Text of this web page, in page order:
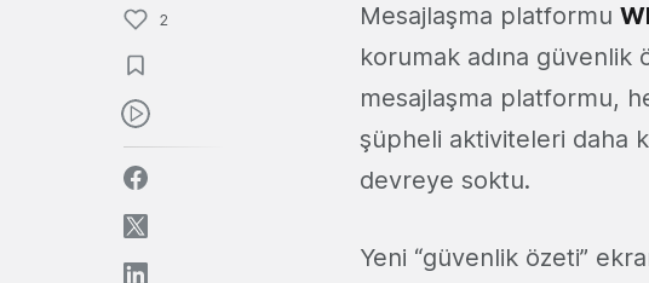
2 Mesajlaşma platformu
korumak adına güvenlik
mesajlaşma platformu,
şüpheli aktiviteleri daha
devreye soktu.
Yeni “güvenlik özeti”